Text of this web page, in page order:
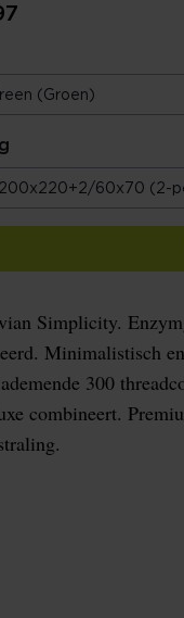
Simplicity.
Minimalistisch
300
combineert.